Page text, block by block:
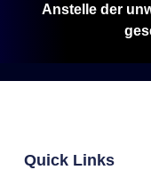
Anstelle der
Quick Links